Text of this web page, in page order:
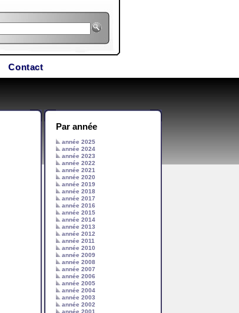
Contact
Par année
année 2025
année 2024
année 2023
année 2022
année 2021
année 2020
année 2019
année 2018
année 2017
année 2016
année 2015
année 2014
année 2013
année 2012
année 2011
année 2010
année 2009
année 2008
année 2007
année 2006
année 2005
année 2004
année 2003
année 2002
année 2001